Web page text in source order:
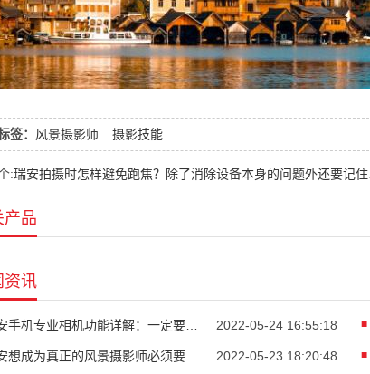
签： 风景摄影师 摄影技能
:瑞安拍摄时怎样避免跑焦？除了消除设备本身的问题外还要记
产品
资讯
2022-05-24 16:55:18
2022-05-23 18:20:48